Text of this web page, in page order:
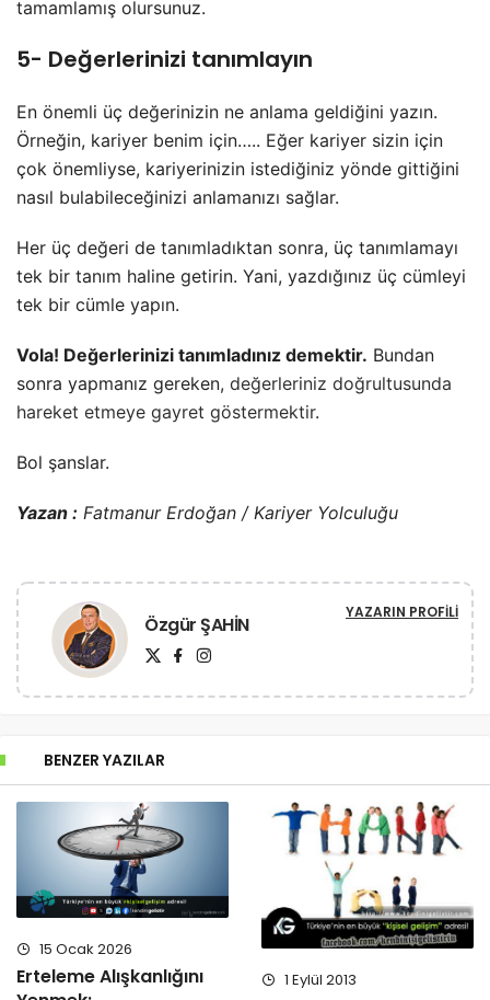
tamamlamış olursunuz.
5- Değerlerinizi tanımlayın
En önemli üç değerinizin ne anlama geldiğini yazın.
Örneğin, kariyer benim için….. Eğer kariyer sizin için
çok önemliyse, kariyerinizin istediğiniz yönde gittiğini
nasıl bulabileceğinizi anlamanızı sağlar.
Her üç değeri de tanımladıktan sonra, üç tanımlamayı
tek bir tanım haline getirin. Yani, yazdığınız üç cümleyi
tek bir cümle yapın.
Vola! Değerlerinizi tanımladınız demektir. Bundan
sonra yapmanız gereken, değerleriniz doğrultusunda
hareket etmeye gayret göstermektir.
Bol şanslar.
Yazan : Fatmanur Erdoğan / Kariyer Yolculuğu
Özgür ŞAHİN YAZARIN PROFILI
BENZER YAZILAR
15 Ocak 2026
Erteleme Alışkanlığını
1 Eylül 2013